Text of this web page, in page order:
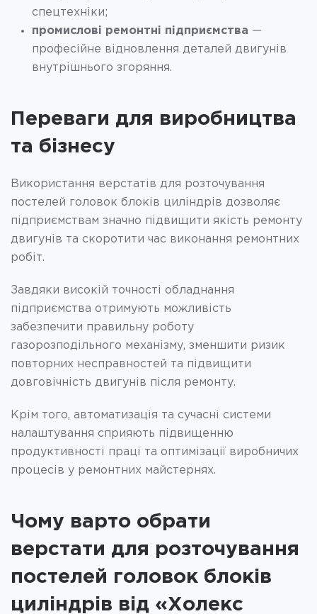
спецтехніки;
промислові ремонтні підприємства —
професійне відновлення деталей двигунів
внутрішнього згоряння.
Переваги для виробництва
та бізнесу
Використання верстатів для розточування
постелей головок блоків циліндрів дозволяє
підприємствам значно підвищити якість ремонту
двигунів та скоротити час виконання ремонтних
робіт.
Завдяки високій точності обладнання
підприємства отримують можливість
забезпечити правильну роботу
газорозподільного механізму, зменшити ризик
повторних несправностей та підвищити
довговічність двигунів після ремонту.
Крім того, автоматизація та сучасні системи
налаштування сприяють підвищенню
продуктивності праці та оптимізації виробничих
процесів у ремонтних майстернях.
Чому варто обрати
верстати для розточування
постелей головок блоків
циліндрів від «Холекс